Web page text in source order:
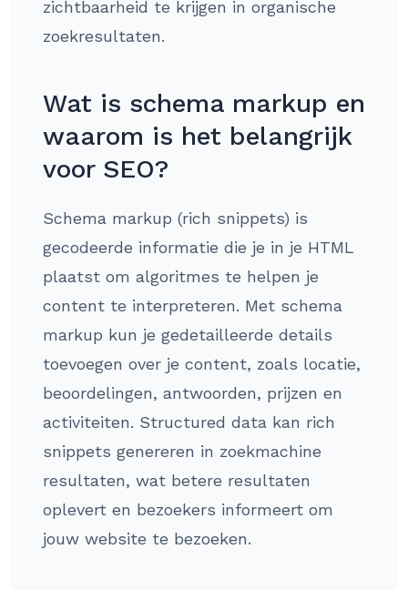
zichtbaarheid te krijgen in organische
zoekresultaten.
Wat is schema markup en
waarom is het belangrijk
voor SEO?
Schema markup (rich snippets) is
gecodeerde informatie die je in je HTML
plaatst om algoritmes te helpen je
content te interpreteren. Met schema
markup kun je gedetailleerde details
toevoegen over je content, zoals locatie,
beoordelingen, antwoorden, prijzen en
activiteiten. Structured data kan rich
snippets genereren in zoekmachine
resultaten, wat betere resultaten
oplevert en bezoekers informeert om
jouw website te bezoeken.